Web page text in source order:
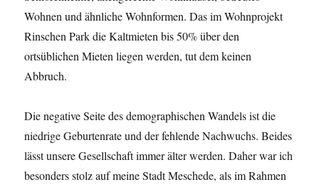
Wohnen und ähnliche Wohnformen. Das im Wohnprojekt
Rinschen Park die Kaltmieten bis 50% über den
ortsüblichen Mieten liegen werden, tut dem keinen
Abbruch.
Die negative Seite des demographischen Wandels ist die
niedrige Geburtenrate und der fehlende Nachwuchs. Beides
lässt unsere Gesellschaft immer älter werden. Daher war ich
besonders stolz auf meine Stadt Meschede, als im Rahmen